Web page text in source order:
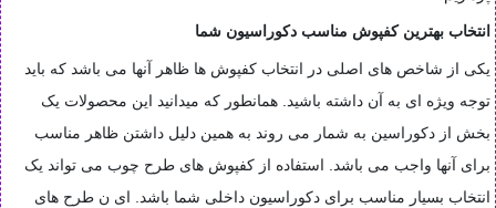
انتخاب بهترین کفپوش مناسب دکوراسیون شما
یکی از شاخص های اصلی در انتخاب کفپوش ها ظاهر آنها می باشد که باید
توجه ویژه ای به آن داشته باشید. همانطور که میدانید این محصولات یک
بخش از دکوراسین به شمار می روند به همین دلیل داشتن ظاهر مناسب
برای آنها واجب می باشد. استفاده از کفپوش های طرح چوب می تواند یک
انتخاب بسیار مناسب برای دکوراسیون داخلی شما باشد. ای ن طرح های